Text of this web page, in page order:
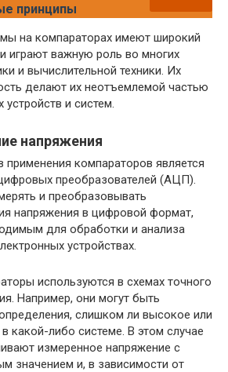
принципы
на компараторах имеют широкий
играют важную роль во многих
и вычислительной техники. Их
делают их неотъемлемой частью
и систем.
напряжения
применения компараторов является
преобразователей (АЦП).
и преобразовывать
напряжения в цифровой формат,
для обработки и анализа
устройствах.
используются в схемах точного
Например, они могут быть
слишком ли высокое или
какой-либо системе. В этом случае
измеренное напряжение с
значением и, в зависимости от